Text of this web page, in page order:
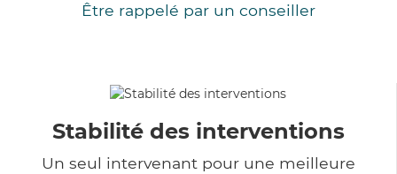
Être rappelé par un conseiller
Stabilité des interventions
Un seul intervenant pour une meilleure